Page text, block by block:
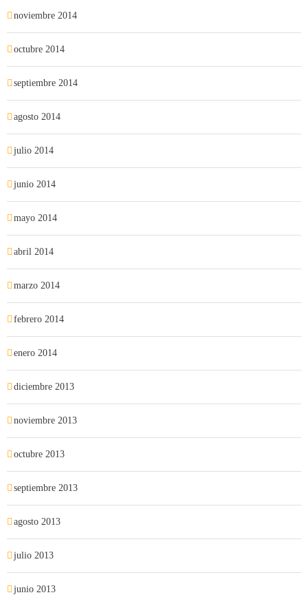
noviembre 2014
octubre 2014
septiembre 2014
agosto 2014
julio 2014
junio 2014
mayo 2014
abril 2014
marzo 2014
febrero 2014
enero 2014
diciembre 2013
noviembre 2013
octubre 2013
septiembre 2013
agosto 2013
julio 2013
junio 2013